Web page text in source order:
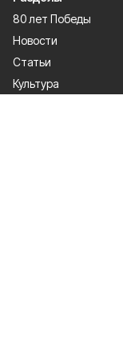
80 лет Победы
Новости
Статьи
Культура